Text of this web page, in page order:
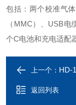
包括：两个校准气
（MMC）、USB
个C电池和充电适配
上一个： HD-
返回列表